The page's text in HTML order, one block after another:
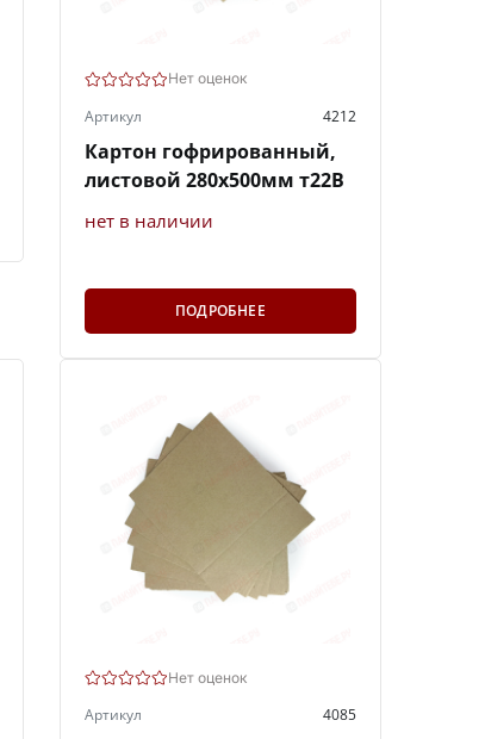
Нет оценок
Артикул 4212
Картон гофрированный,
листовой 280х500мм т22В
нет в наличии
ПОДРОБНЕЕ
Нет оценок
Артикул 4085